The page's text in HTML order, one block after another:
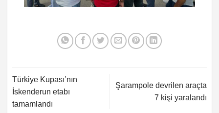
Türkiye Kupası’nın
İskenderun etabı
tamamlandı
Şarampole devrilen araçta
7 kişi yaralandı